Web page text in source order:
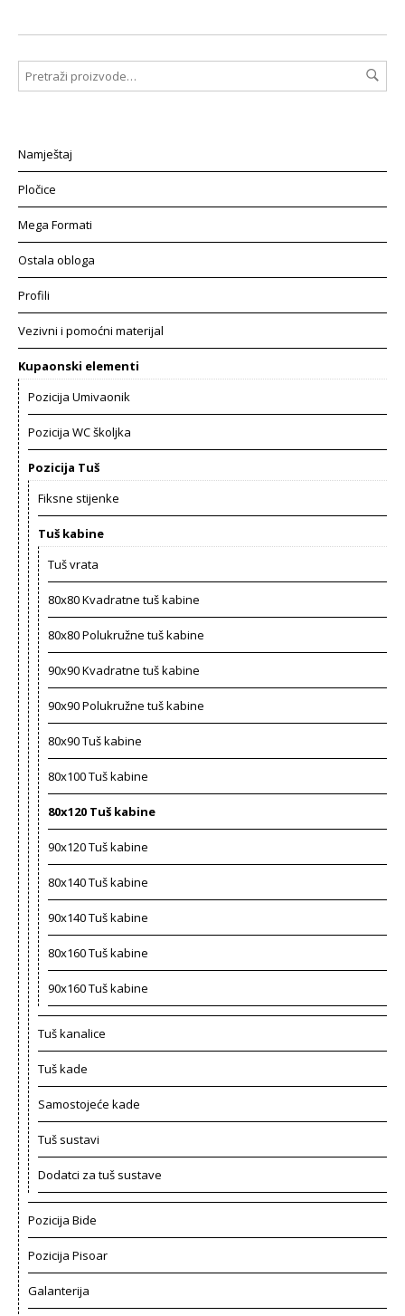
Namještaj
Pločice
Mega Formati
Ostala obloga
Profili
Vezivni i pomoćni materijal
Kupaonski elementi
Pozicija Umivaonik
Pozicija WC školjka
Pozicija Tuš
Fiksne stijenke
Tuš kabine
Tuš vrata
80x80 Kvadratne tuš kabine
80x80 Polukružne tuš kabine
90x90 Kvadratne tuš kabine
90x90 Polukružne tuš kabine
80x90 Tuš kabine
80x100 Tuš kabine
80x120 Tuš kabine
90x120 Tuš kabine
80x140 Tuš kabine
90x140 Tuš kabine
80x160 Tuš kabine
90x160 Tuš kabine
Tuš kanalice
Tuš kade
Samostojeće kade
Tuš sustavi
Dodatci za tuš sustave
Pozicija Bide
Pozicija Pisoar
Galanterija